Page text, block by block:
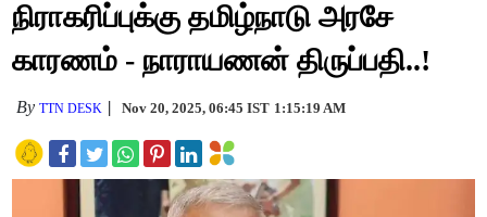
நிராகரிப்புக்கு தமிழ்நாடு அரசே
காரணம் - நாராயணன் திருப்பதி..!
ByTTN DESK Nov 20, 2025, 06:45 IST 1:15:19 AM